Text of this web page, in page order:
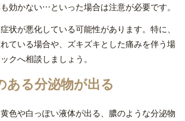
効かない…といった場合は注意が必要です。
状が悪化している可能性があります。特に、
ている場合や、ズキズキとした痛みを伴う場
クへ相談しましょう。
ある分泌物が出る
色や白っぽい液体が出る、膿のような分泌物